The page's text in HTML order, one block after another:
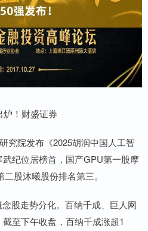
！财盛证券
院发布《2025胡润中国人工智
纪位居榜首，国产GPU第一股摩
股沐曦股份排名第三。
股走势分化。百纳千成、巨人网
至下午收盘，百纳千成涨超1